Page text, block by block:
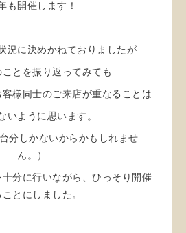
も開催します！
況に決めかねておりましたが
とを振り返ってみても
様同士のご来店が重なることは
いように思います。
分しかないからかもしれませ
ん。）
分に行いながら、ひっそり開催
とにしました。